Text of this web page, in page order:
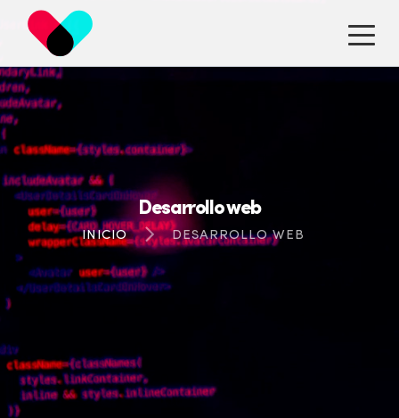
Desarrollo web
INICIO DESARROLLO WEB